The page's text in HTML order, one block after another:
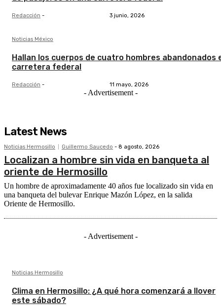
Redacción - 3 junio, 2026
Noticias México
Hallan los cuerpos de cuatro hombres abandonados
carretera federal
Redacción - 11 mayo, 2026
- Advertisement -
Latest News
Noticias Hermosillo Guillermo Saucedo - 8 agosto, 2026
Localizan a hombre sin vida en banqueta al
oriente de Hermosillo
Un hombre de aproximadamente 40 años fue localizado sin vida en
una banqueta del bulevar Enrique Mazón López, en la salida
Oriente de Hermosillo.
- Advertisement -
Noticias Hermosillo
Clima en Hermosillo: ¿A qué hora comenzará a llover
este sábado?